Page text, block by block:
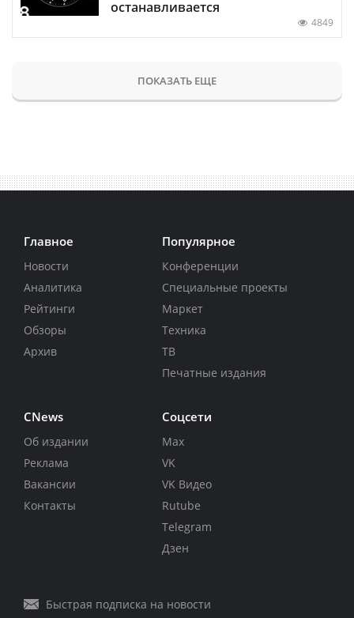
останавливается
4849
ПОКАЗАТЬ ЕЩЕ
Главное
Новости
Аналитика
Рейтинги
Обзоры
Архив
Популярное
Конференции
Специальные проекты
Маркет
Техника
ТВ
Печатные издания
CNews
Об издании
Реклама
Вакансии
Контакты
Соцсети
Max
VK
VK Видео
Rutube
Telegram
Дзен
Быстрая подписка на новости